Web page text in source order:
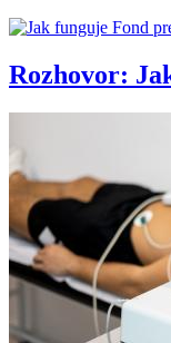
Rozhovor: